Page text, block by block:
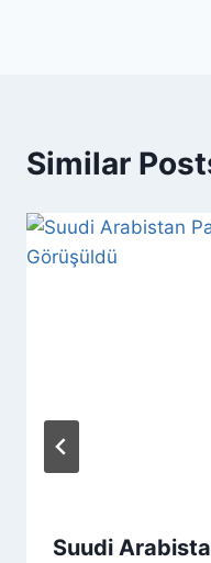
Similar
Suudi